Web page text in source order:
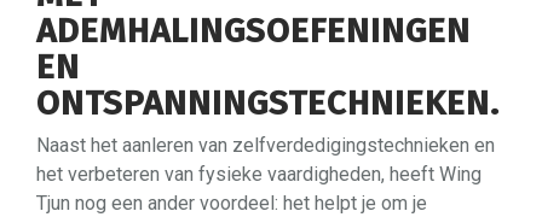
ADEMHALINGSOEFENINGEN
EN
ONTSPANNINGSTECHNIEKEN.
Naast het aanleren van zelfverdedigingstechnieken en
het verbeteren van fysieke vaardigheden, heeft Wing
Tjun nog een ander voordeel: het helpt je om je